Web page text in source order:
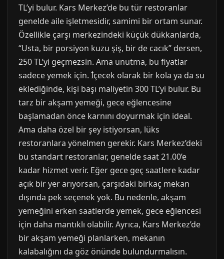
TL’yi bulur. Kars Merkez’de bu tür restoranlar
genelde aile işletmesidir, samimi bir ortam sunar.
Özellikle çarşı merkezindeki küçük dükkanlarda,
“Usta, bir porsiyon kuzu şiş, bir de cacık” dersen,
250 TL’yi geçmezsin. Ama unutma, bu fiyatlar
sadece yemek için. İçecek olarak bir kola ya da su
eklediğinde, kişi başı maliyetin 300 TL’yi bulur. Bu
tarz bir akşam yemeği, gece eğlencesine
başlamadan önce karnını doyurmak için ideal.
Ama daha özel bir şey istiyorsan, lüks
restoranlara yönelmen gerekir. Kars Merkez’deki
bu standart restoranlar, genelde saat 21.00’e
kadar hizmet verir. Eğer gece geç saatlere kadar
açık bir yer arıyorsan, çarşıdaki birkaç mekan
dışında pek seçenek yok. Bu nedenle, akşam
yemeğini erken saatlerde yemek, gece eğlencesi
için daha mantıklı olabilir. Ayrıca, Kars Merkez’de
bir akşam yemeği planlarken, mekanın
kalabalığını da göz önünde bulundurmalısın.